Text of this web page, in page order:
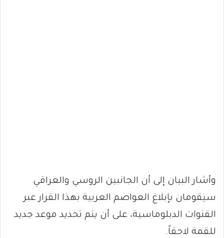
وأشار البيان إلى أن الجانبين الروسي والعراقي
سيقومان بإبلاغ العواصم العربية بهذا القرار عبر
القنوات الدبلوماسية، على أن يتم تحديد موعد جديد
للقمة لاحقاً.